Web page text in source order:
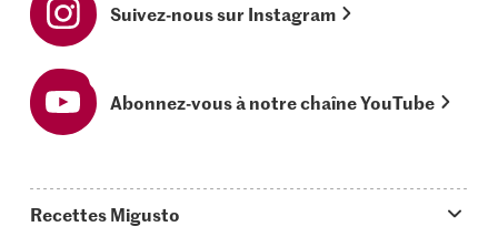
Suivez-nous sur Instagram
Abonnez-vous à notre chaîne YouTube
Recettes Migusto